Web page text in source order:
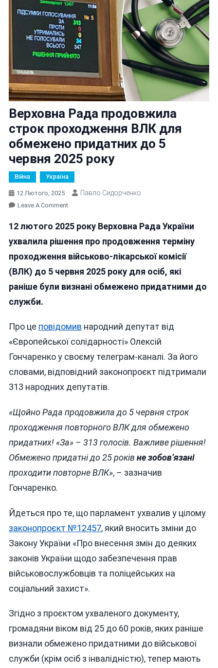
Верховна Рада продовжила
строк проходження ВЛК для
обмежено придатних до 5
червня 2025 року
Війна Україна
12 Лютого, 2025 Павло Сидорченко
Leave A CommentOn
Рада
Продовжила
Проходження
ВЛК
5
Червня
Року
12 лютого 2025 року Верховна Рада України
ухвалила рішення про продовження терміну
проходження військово-лікарської комісії
(ВЛК) до 5 червня 2025 року для осіб, які
раніше були визнані обмежено придатними до
служби.
Про це повідомив народний депутат від
«Європейської солідарності» Олексій
Гончаренко у своєму телеграм-каналі. За його
словами, відповідний законопроєкт підтримали
313 народних депутатів.
«Щойно Рада продовжила до 5 червня строк
проходження повторного ВЛК для обмежено
придатних! «За» – 313 голосів. Важливе рішення!
Обмежено придатні до 25 років не зобов’язані
проходити повторне ВЛК», – зазначив
Гончаренко.
Йдеться про те, що парламент ухвалив у цілому
законопроєкт №12457, який вносить зміни до
Закону України «Про внесення змін до деяких
законів України щодо забезпечення прав
військовослужбовців та поліцейських на
соціальний захист».
Згідно з проєктом ухваленого документу,
громадяни віком від 25 до 60 років, яких раніше
визнали обмежено придатними до військової
служби (крім осіб з інвалідністю), тепер мають